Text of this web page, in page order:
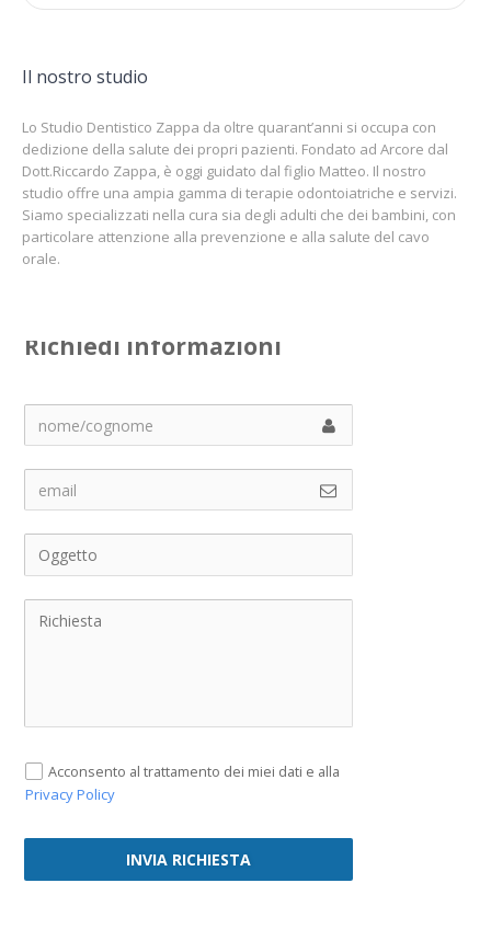
Il nostro studio
Lo Studio Dentistico Zappa da oltre quarant’anni si occupa con
dedizione della salute dei propri pazienti. Fondato ad Arcore dal
Dott.Riccardo Zappa, è oggi guidato dal figlio Matteo. Il nostro
studio offre una ampia gamma di terapie odontoiatriche e servizi.
Siamo specializzati nella cura sia degli adulti che dei bambini, con
particolare attenzione alla prevenzione e alla salute del cavo
orale.
Richiedi informazioni
Acconsento al trattamento dei miei dati e alla
Privacy Policy
INVIA RICHIESTA